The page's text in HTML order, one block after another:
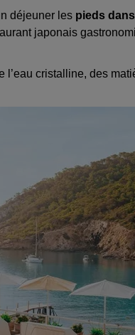
déjeuner les pieds
japonais
l’eau cristalline, des